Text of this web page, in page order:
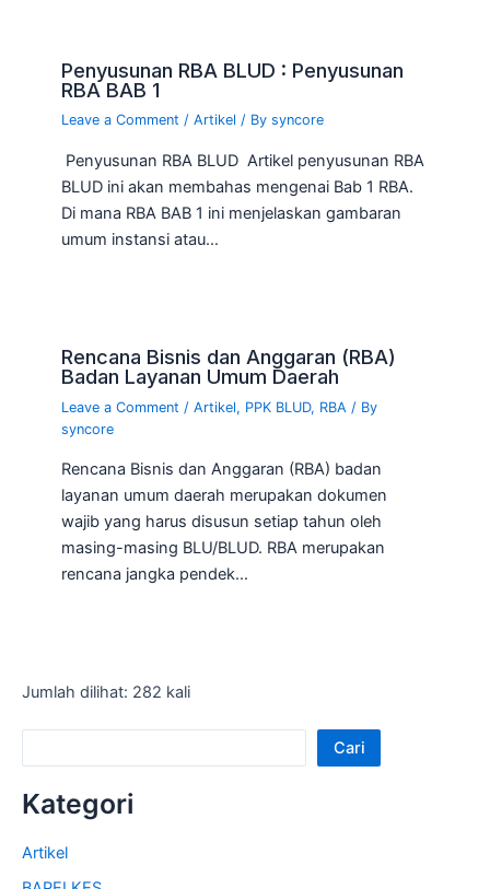
Penyusunan RBA BLUD : Penyusunan
RBA BAB 1
Leave a Comment /Artikel / Bysyncore
Penyusunan RBA BLUD Artikel penyusunan RBA
BLUD ini akan membahas mengenai Bab 1 RBA.
Di mana RBA BAB 1 ini menjelaskan gambaran
umum instansi atau…
Rencana Bisnis dan Anggaran (RBA)
Badan Layanan Umum Daerah
Leave a Comment /Artikel, PPK BLUD, RBA / By
syncore
Rencana Bisnis dan Anggaran (RBA) badan
layanan umum daerah merupakan dokumen
wajib yang harus disusun setiap tahun oleh
masing-masing BLU/BLUD. RBA merupakan
rencana jangka pendek…
Jumlah dilihat: 282 kali
Cari
Kategori
Artikel